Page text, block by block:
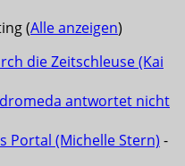
(Alle anzeigen)
die Zeitschleuse (Kai
antwortet nicht
Portal (Michelle Stern) -